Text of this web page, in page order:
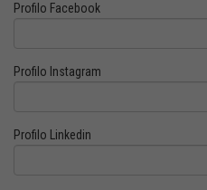
Profilo Facebook
Profilo Instagram
Profilo Linkedin